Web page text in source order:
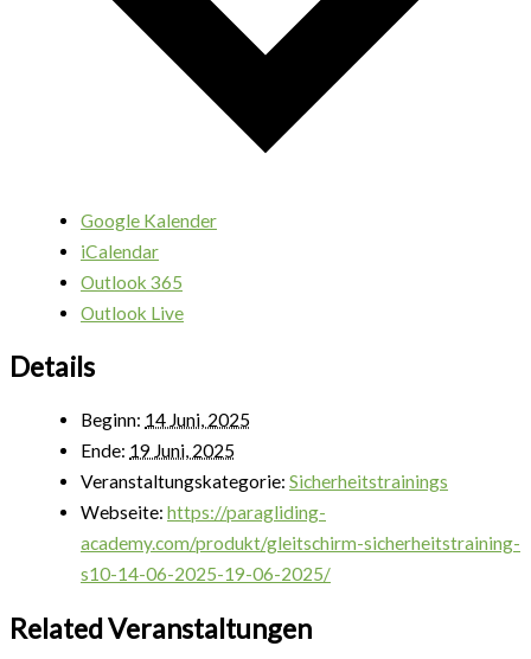
Google Kalender
iCalendar
Outlook 365
Outlook Live
Details
Beginn: 14 Juni, 2025
Ende: 19 Juni, 2025
Veranstaltungskategorie: Sicherheitstrainings
Webseite: https://paragliding-
academy.com/produkt/gleitschirm-sicherheitstraining-
s10-14-06-2025-19-06-2025/
Related Veranstaltungen